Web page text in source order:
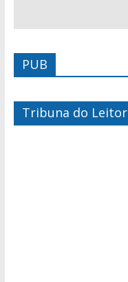
PUB
Tribuna do Leitor